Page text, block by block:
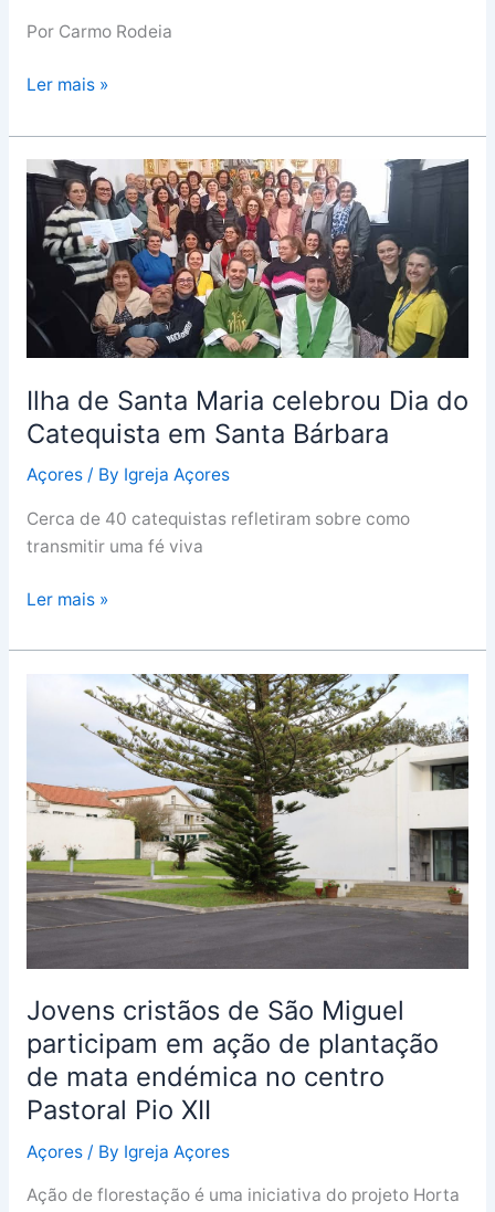
Por Carmo Rodeia
Ler mais »
Ilha de Santa Maria celebrou Dia do
Catequista em Santa Bárbara
Açores/ By Igreja Açores
Cerca de 40 catequistas refletiram sobre como
transmitir uma fé viva
Ilha
de
Santa
Maria
celebrou
do
em
Santa
Bárbara
Ler mais »
Jovens cristãos de São Miguel
participam em ação de plantação
de mata endémica no centro
Pastoral Pio XII
Açores/ By Igreja Açores
Ação de florestação é uma iniciativa do projeto Horta
Miguel
participam
em
ação
de
plantação
endémica
no
centro
Pastoral
XII